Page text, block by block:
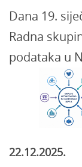
Dana 19.
Radna
podataka u
22.12.2025.